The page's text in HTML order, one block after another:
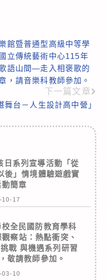
館暨普通型高級中等學
立傳統藝術中心115年
語山間—走入相褒歌的
，請音樂科教師參加。
下一篇文章
舞台－人生設計高中營」
日系列宣導活動「從
後」情境體驗遊戲實
簡章
10-17
全民國防教育學科
察站：熱點衝突、
戰 與機遇系列研習
敬請教師參加。
03-10